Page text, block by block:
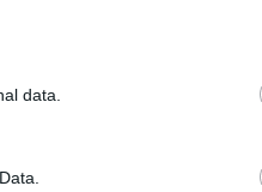
data.
ripassare meglio
DI BIOLOGIA
le domande di